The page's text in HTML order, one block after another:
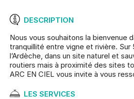
DESCRIPTION
Nous vous souhaitons la bienvenue
tranquillité entre vigne et rivière. Sur
l’Ardèche, dans un site naturel et
routiers mais à proximité des sites
ARC EN CIEL vous invite à vous
LES SERVICES